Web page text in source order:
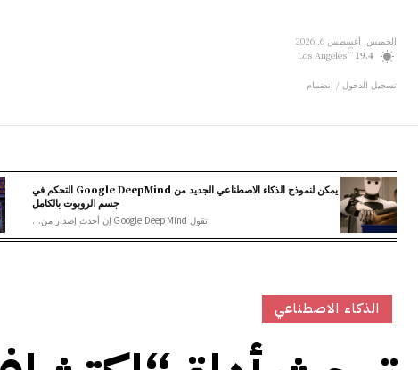
الخميس, أغسطس 6, 2026
19.4
C
Los Angeles
تسجيل الدخول / انضمام
يمكن لنموذج الذكاء الاصطناعي الجديد من Google DeepMind التحكم في
جسم الروبوت بالكامل
تقول Google DeepMind إن أحدث إصدار من...
الذكاء الاصطناعي